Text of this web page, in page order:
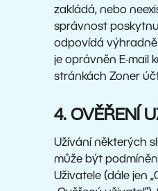
zakládá, nebo
správnost
odpovídá výhradně
je oprávněn E-mail
stránkách Zoner
4. OVĚŘENÍ
Užívání některých
může být
Uživatele (dále jen